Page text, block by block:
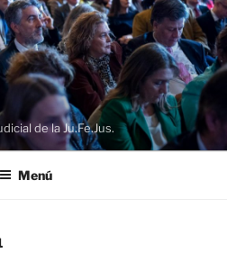
de la Ju.Fe.Jus.
Menú